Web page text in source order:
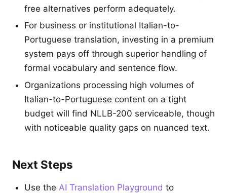
free alternatives perform adequately.
For business or institutional Italian-to-
Portuguese translation, investing in a premium
system pays off through superior handling of
formal vocabulary and sentence flow.
Organizations processing high volumes of
Italian-to-Portuguese content on a tight
budget will find NLLB-200 serviceable, though
with noticeable quality gaps on nuanced text.
Next Steps
Use the AI Translation Playground to